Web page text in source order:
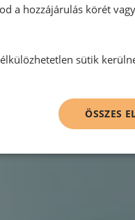
a hozzájárulás körét
sütik
ÖSSZES